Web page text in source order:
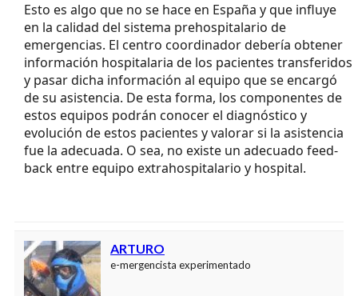
Esto es algo que no se hace en España y que influye
en la calidad del sistema prehospitalario de
emergencias. El centro coordinador debería obtener
información hospitalaria de los pacientes transferidos
y pasar dicha información al equipo que se encargó
de su asistencia. De esta forma, los componentes de
estos equipos podrán conocer el diagnóstico y
evolución de estos pacientes y valorar si la asistencia
fue la adecuada. O sea, no existe un adecuado feed-
back entre equipo extrahospitalario y hospital.
ARTURO
e-mergencista experimentado